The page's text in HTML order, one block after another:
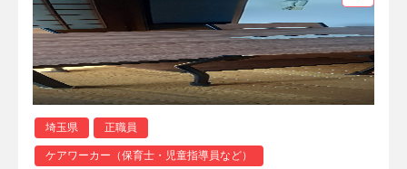
埼玉県 正職員
ケアワーカー（保育士・児童指導員など）